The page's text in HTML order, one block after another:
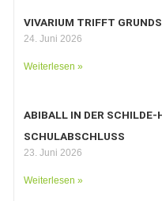
VIVARIUM TRIFFT
24. Juni 2026
Weiterlesen »
ABIBALL IN DER SCHILDE-
SCHULABSCHLUSS
23. Juni 2026
Weiterlesen »